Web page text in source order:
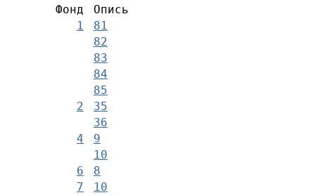
Фонд
Опись
1
81
82
83
84
85
2
35
36
4
9
10
6
8
7
10